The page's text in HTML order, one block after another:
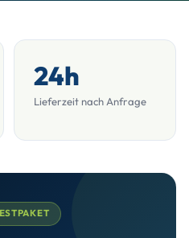
24h
Lieferzeit nach Anfrage